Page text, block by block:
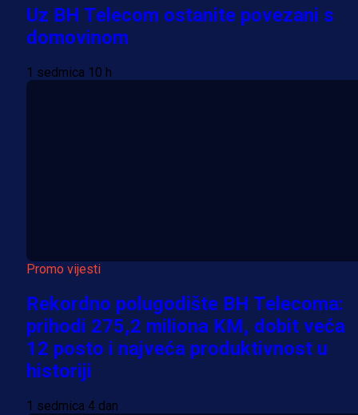
Uz BH Telecom ostanite povezani s
domovinom
1 sedmica 10 h
Promo vijesti
Rekordno polugodište BH Telecoma:
prihodi 275,2 miliona KM, dobit veća
12 posto i najveća produktivnost u
historiji
1 sedmica 4 dan